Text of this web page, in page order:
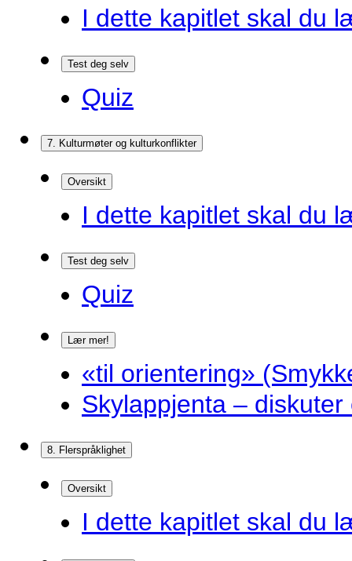
I dette kapitlet skal du
Test deg selv
Quiz
7. Kulturmøter og kulturkonflikter
Oversikt
I dette kapitlet skal du
Test deg selv
Quiz
Lær mer!
«til orientering»
Skylappjenta – diskuter
8. Flerspråklighet
Oversikt
I dette kapitlet skal du